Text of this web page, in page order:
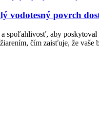
vodotesný povrch
aby poskytoval
čím zaisťuje, že vaše